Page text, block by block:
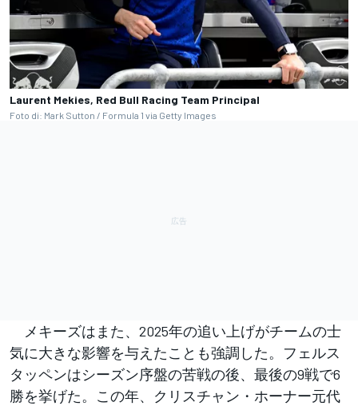
Laurent Mekies, Red Bull Racing Team Principal
Foto di: Mark Sutton / Formula 1 via Getty Images
メキーズはまた、2025年の追い上げがチームの士
気に大きな影響を与えたことも強調した。フェルス
タッペンはシーズン序盤の苦戦の後、最後の9戦で6
勝を挙げた。この年、クリスチャン・ホーナー元代